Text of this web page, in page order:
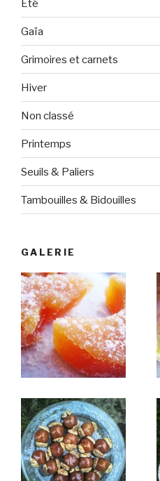
Eté
Gaïa
Grimoires et carnets
Hiver
Non classé
Printemps
Seuils & Paliers
Tambouilles & Bidouilles
GALERIE